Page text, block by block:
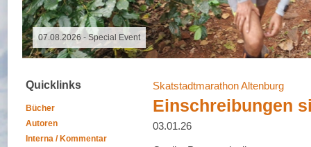
09.11.2025 - Spalter Freiheit Hügelland Trailrun
Quicklinks
Bücher
Autoren
Interna / Kommentar
Skatstadtmarathon Altenburg
Einschreibungen
03.01.26